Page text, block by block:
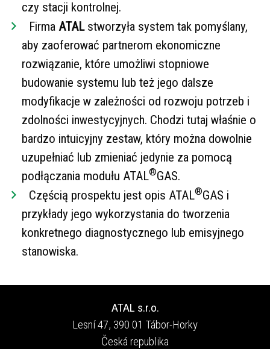
czy stacji kontrolnej.
FirmaATALstworzyła system tak pomyślany,
aby zaoferować partnerom ekonomiczne
rozwiązanie, które umożliwi stopniowe
budowanie systemu lub też jego dalsze
modyfikacje w zależności od rozwoju potrzeb i
zdolności inwestycyjnych. Chodzi tutaj właśnie o
bardzo intuicyjny zestaw, który można dowolnie
uzupełniać lub zmieniać jedynie za pomocą
podłączania modułu ATAL®GAS.
Częścią prospektu jest opis ATAL®GAS i
przykłady jego wykorzystania do tworzenia
konkretnego diagnostycznego lub emisyjnego
stanowiska.
ATAL s.r.o.
Lesní 47, 390 01 Tábor-Horky
Česká republika